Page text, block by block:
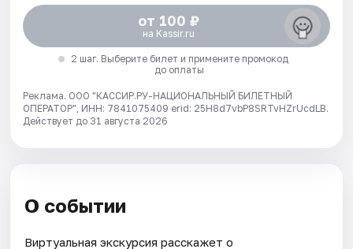
от 100 ₽
на Kassir.ru
2 шаг. Выберите билет и примените промокод
до оплаты
Реклама. ООО "КАССИР.РУ-НАЦИОНАЛЬНЫЙ БИЛЕТНЫЙ
ОПЕРАТОР", ИНН: 7841075409 erid: 25H8d7vbP8SRTvHZrUcdLB.
Действует до 31 августа 2026
О событии
Виртуальная экскурсия расскажет о